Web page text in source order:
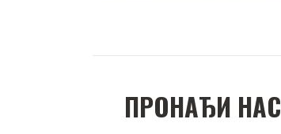
ПРOНAЂИ НAС